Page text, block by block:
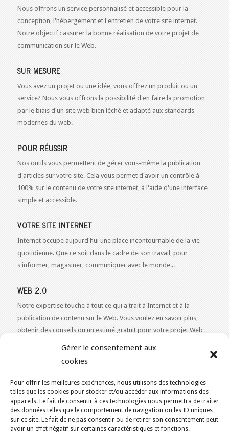
Gérer le consentement aux
cookies
Pour offrir les meilleures expériences, nous utilisons des technologies
telles que les cookies pour stocker et/ou accéder aux informations des
appareils. Le fait de consentir à ces technologies nous permettra de traiter
des données telles que le comportement de navigation ou les ID uniques
sur ce site. Le fait de ne pas consentir ou de retirer son consentement peut
avoir un effet négatif sur certaines caractéristiques et fonctions.
Nous offrons un service personnalisé et accessible pour la
conception, l'hébergement et l'entretien de votre site internet.
Notre objectif : assurer la bonne réalisation de votre projet de
communication sur le Web.
SUR MESURE
Vous avez un projet ou une idée, vous offrez un produit ou un
service? Nous vous offrons la possibilité d'en faire la promotion
par le biais d'un site web bien léché et adapté aux standards
modernes du web.
POUR RÉUSSIR
Nos outils vous permettent de gérer vous-même la publication
d'articles sur votre site. Cela vous permet d'avoir un contrôle à
100% sur le contenu de votre site internet, à l'aide d'une interface
simple et accessible.
VOTRE SITE INTERNET
Internet occupe aujourd'hui une place incontournable de la vie
quotidienne. Que ce soit dans le cadre de son travail, pour
s'informer, magasiner, communiquer avec le monde...
WEB 2.0
Notre expertise touche à tout ce qui a trait à Internet et à la
publication de contenu sur le Web. Vous voulez en savoir plus,
obtenir des conseils ou un estimé gratuit pour votre projet Web
VOUS ÊTES ICI : ACCUEIL / BLOGUE / LE BLOGUE
KAJOOM.CA- SERVICES INTERNET